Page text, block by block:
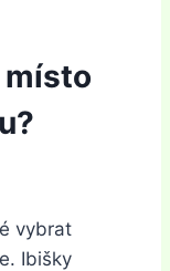
místo
vybrat
Ibišky